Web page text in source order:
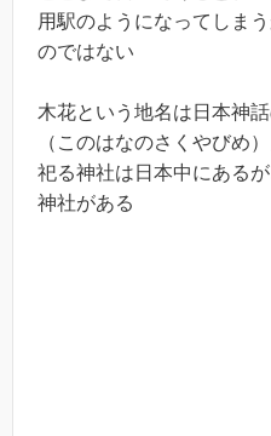
用駅のようになってしま
のではない
木花という地名は日本神
（このはなのさくやびめ
祀る神社は日本中にある
神社がある